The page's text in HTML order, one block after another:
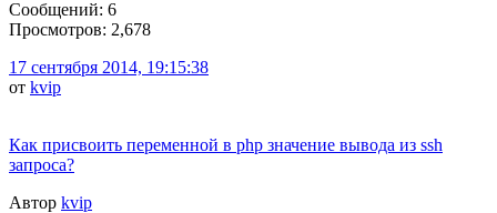
Сообщений: 6
Просмотров: 2,678
17 сентября 2014, 19:15:38
от kvip
Как присвоить переменной в php значение вывода из ssh
запроса?
Автор kvip